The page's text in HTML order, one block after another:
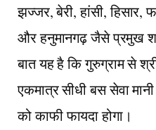
झज्जर, बेरी, हांसी, हिसार,
और हनुमानगढ़ जैसे प्रमुख
बात यह है कि गुरुग्राम से
एकमात्र सीधी बस सेवा
को काफी फायदा होगा।